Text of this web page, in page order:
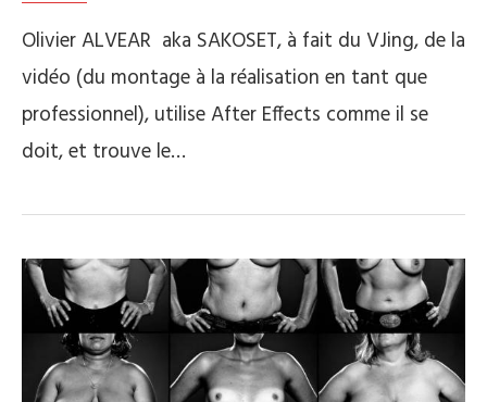
Olivier ALVEAR aka SAKOSET, à fait du VJing, de la
vidéo (du montage à la réalisation en tant que
professionnel), utilise After Effects comme il se
doit, et trouve le…